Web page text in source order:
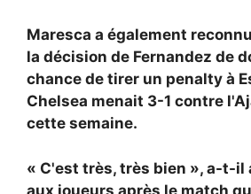
Maresca a également
la décision de Fernandez de
chance de tirer un penalty à
Chelsea menait 3-1 contre
cette semaine.
« C'est très, très bien », a-t-il
aux joueurs après le match